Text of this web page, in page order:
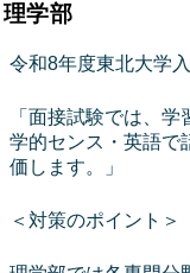
理学部
令和8年度東北大学
「面接試験では、
学的センス・英語で
価します。」
＜対策のポイント＞